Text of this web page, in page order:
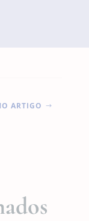
ARTIGO $